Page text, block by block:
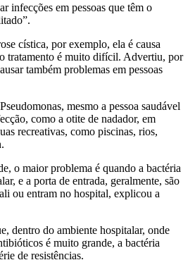
infecções em pessoas que têm o
cística, por exemplo, ela é causa
tratamento é muito difícil. Advertiu, por
também problemas em pessoas
mesmo a pessoa saudável
como a otite de nadador, em
recreativas, como piscinas, rios,
o maior problema é quando a bactéria
e a porta de entrada, geralmente, são
ou entram no hospital, explicou a
dentro do ambiente hospitalar, onde
é muito grande, a bactéria
de resistências.